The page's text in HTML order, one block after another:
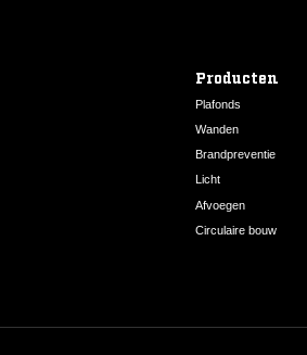
Producten
Plafonds
Wanden
Brandpreventie
Licht
Afvoegen
Circulaire bouw